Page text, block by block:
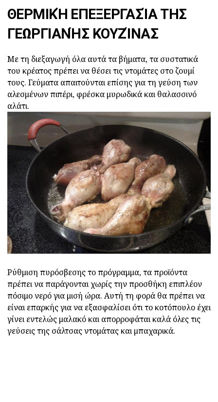
ΘΕΡΜΙΚΉ ΕΠΕΞΕΡΓΑΣΊΑ ΤΗΣ
ΓΕΩΡΓΙΑΝΉΣ ΚΟΥΖΊΝΑΣ
Με τη διεξαγωγή όλα αυτά τα βήματα, τα συστατικά
του κρέατος πρέπει να θέσει τις ντομάτες στο ζουμί
τους. Γεύματα απαιτούνται επίσης για τη γεύση των
αλεσμένων πιπέρι, φρέσκα μυρωδικά και θαλασσινό
αλάτι.
Ρύθμιση πυρόσβεσης το πρόγραμμα, τα προϊόντα
πρέπει να παράγονται χωρίς την προσθήκη επιπλέον
πόσιμο νερό για μισή ώρα. Αυτή τη φορά θα πρέπει να
είναι επαρκής για να εξασφαλίσει ότι το κοτόπουλο έχει
γίνει εντελώς μαλακό και απορροφάται καλά όλες τις
γεύσεις της σάλτσας ντομάτας και μπαχαρικά.